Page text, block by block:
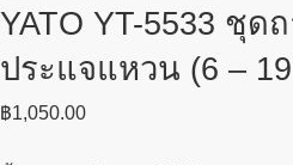
YATO YT-5533 ชุด
ประแจแหวน (6 –
฿1,050.00